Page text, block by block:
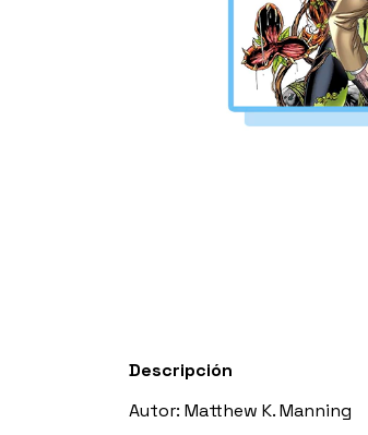
Descripción
Autor: Matthew K. Manning